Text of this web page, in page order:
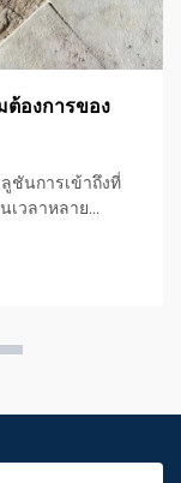
ต้องการของ
ชันการเข้าถึงที่
เวลาหลาย
ได้ก้าวขึ้นมาเป็น